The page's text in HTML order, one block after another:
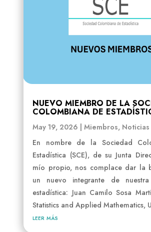
NUEVO MIEMBRO DE LA
COLOMBIANA DE
May 19, 2026 |Miembros, Noticias
En nombre de la Sociedad
Estadística (SCE), de su Junta
mío propio, nos complace dar la
un nuevo integrante de nuestra
estadística: Juan Camilo Sosa
Statistics and Applied Mathematics,
leer más